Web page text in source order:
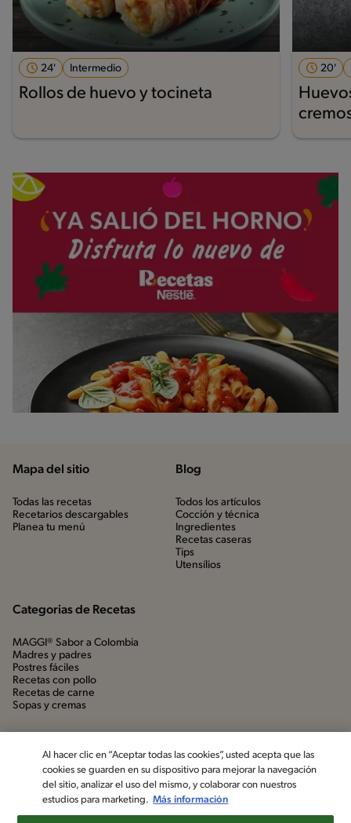
24' Intermedio
Rollos de huevo y tocineta
20'
Mapa del sitio
Todas las recetas
Recetarios descargables
Planea tu menú
Blog
Todos los artículos
Cocción y técnica
Ingredientes
Recetas caseras
Tips
Utensílios
Categorias de Recetas
MAGGI® Sabor a Colombia
Madres y padres
Postres fáciles
Recetas con pollo
Recetas de carne
Sopas y cremas
Al hacer clic en “Aceptar todas las cookies”, usted acepta que las
cookies se guarden en su dispositivo para mejorar la navegación
del sitio, analizar el uso del mismo, y colaborar con nuestros
estudios para marketing. Más información